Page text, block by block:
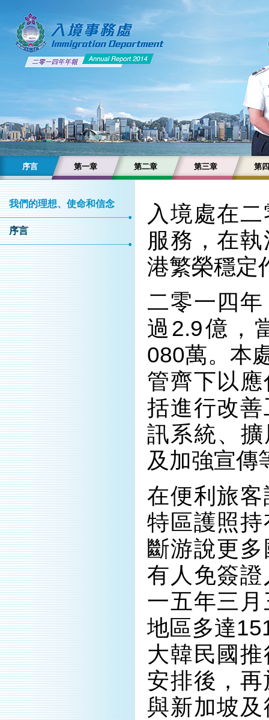
序言 第一章 第二章 第三章 第
我們的理想、使命和信念
序言
入境處在
服務，在
港繁榮穩定
二零一四
過2.9億，
080萬。本
管齊下以
括進行改
訊系統、
及加強宣傳
在便利旅
特區護照
斷游說更
有人免簽
一五年三
地區多達
大韓民國
安排後，
與新加坡